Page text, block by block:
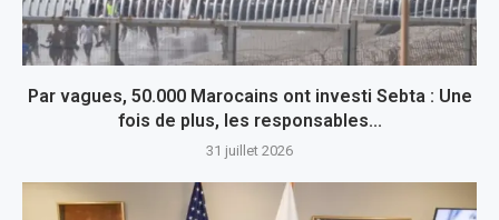
Par vagues, 50.000 Marocains ont investi Sebta : Une
fois de plus, les responsables...
31 juillet 2026